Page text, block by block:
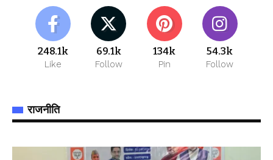
248.1k
Like
69.1k
Follow
134k
Pin
54.3k
Follow
राजनीति